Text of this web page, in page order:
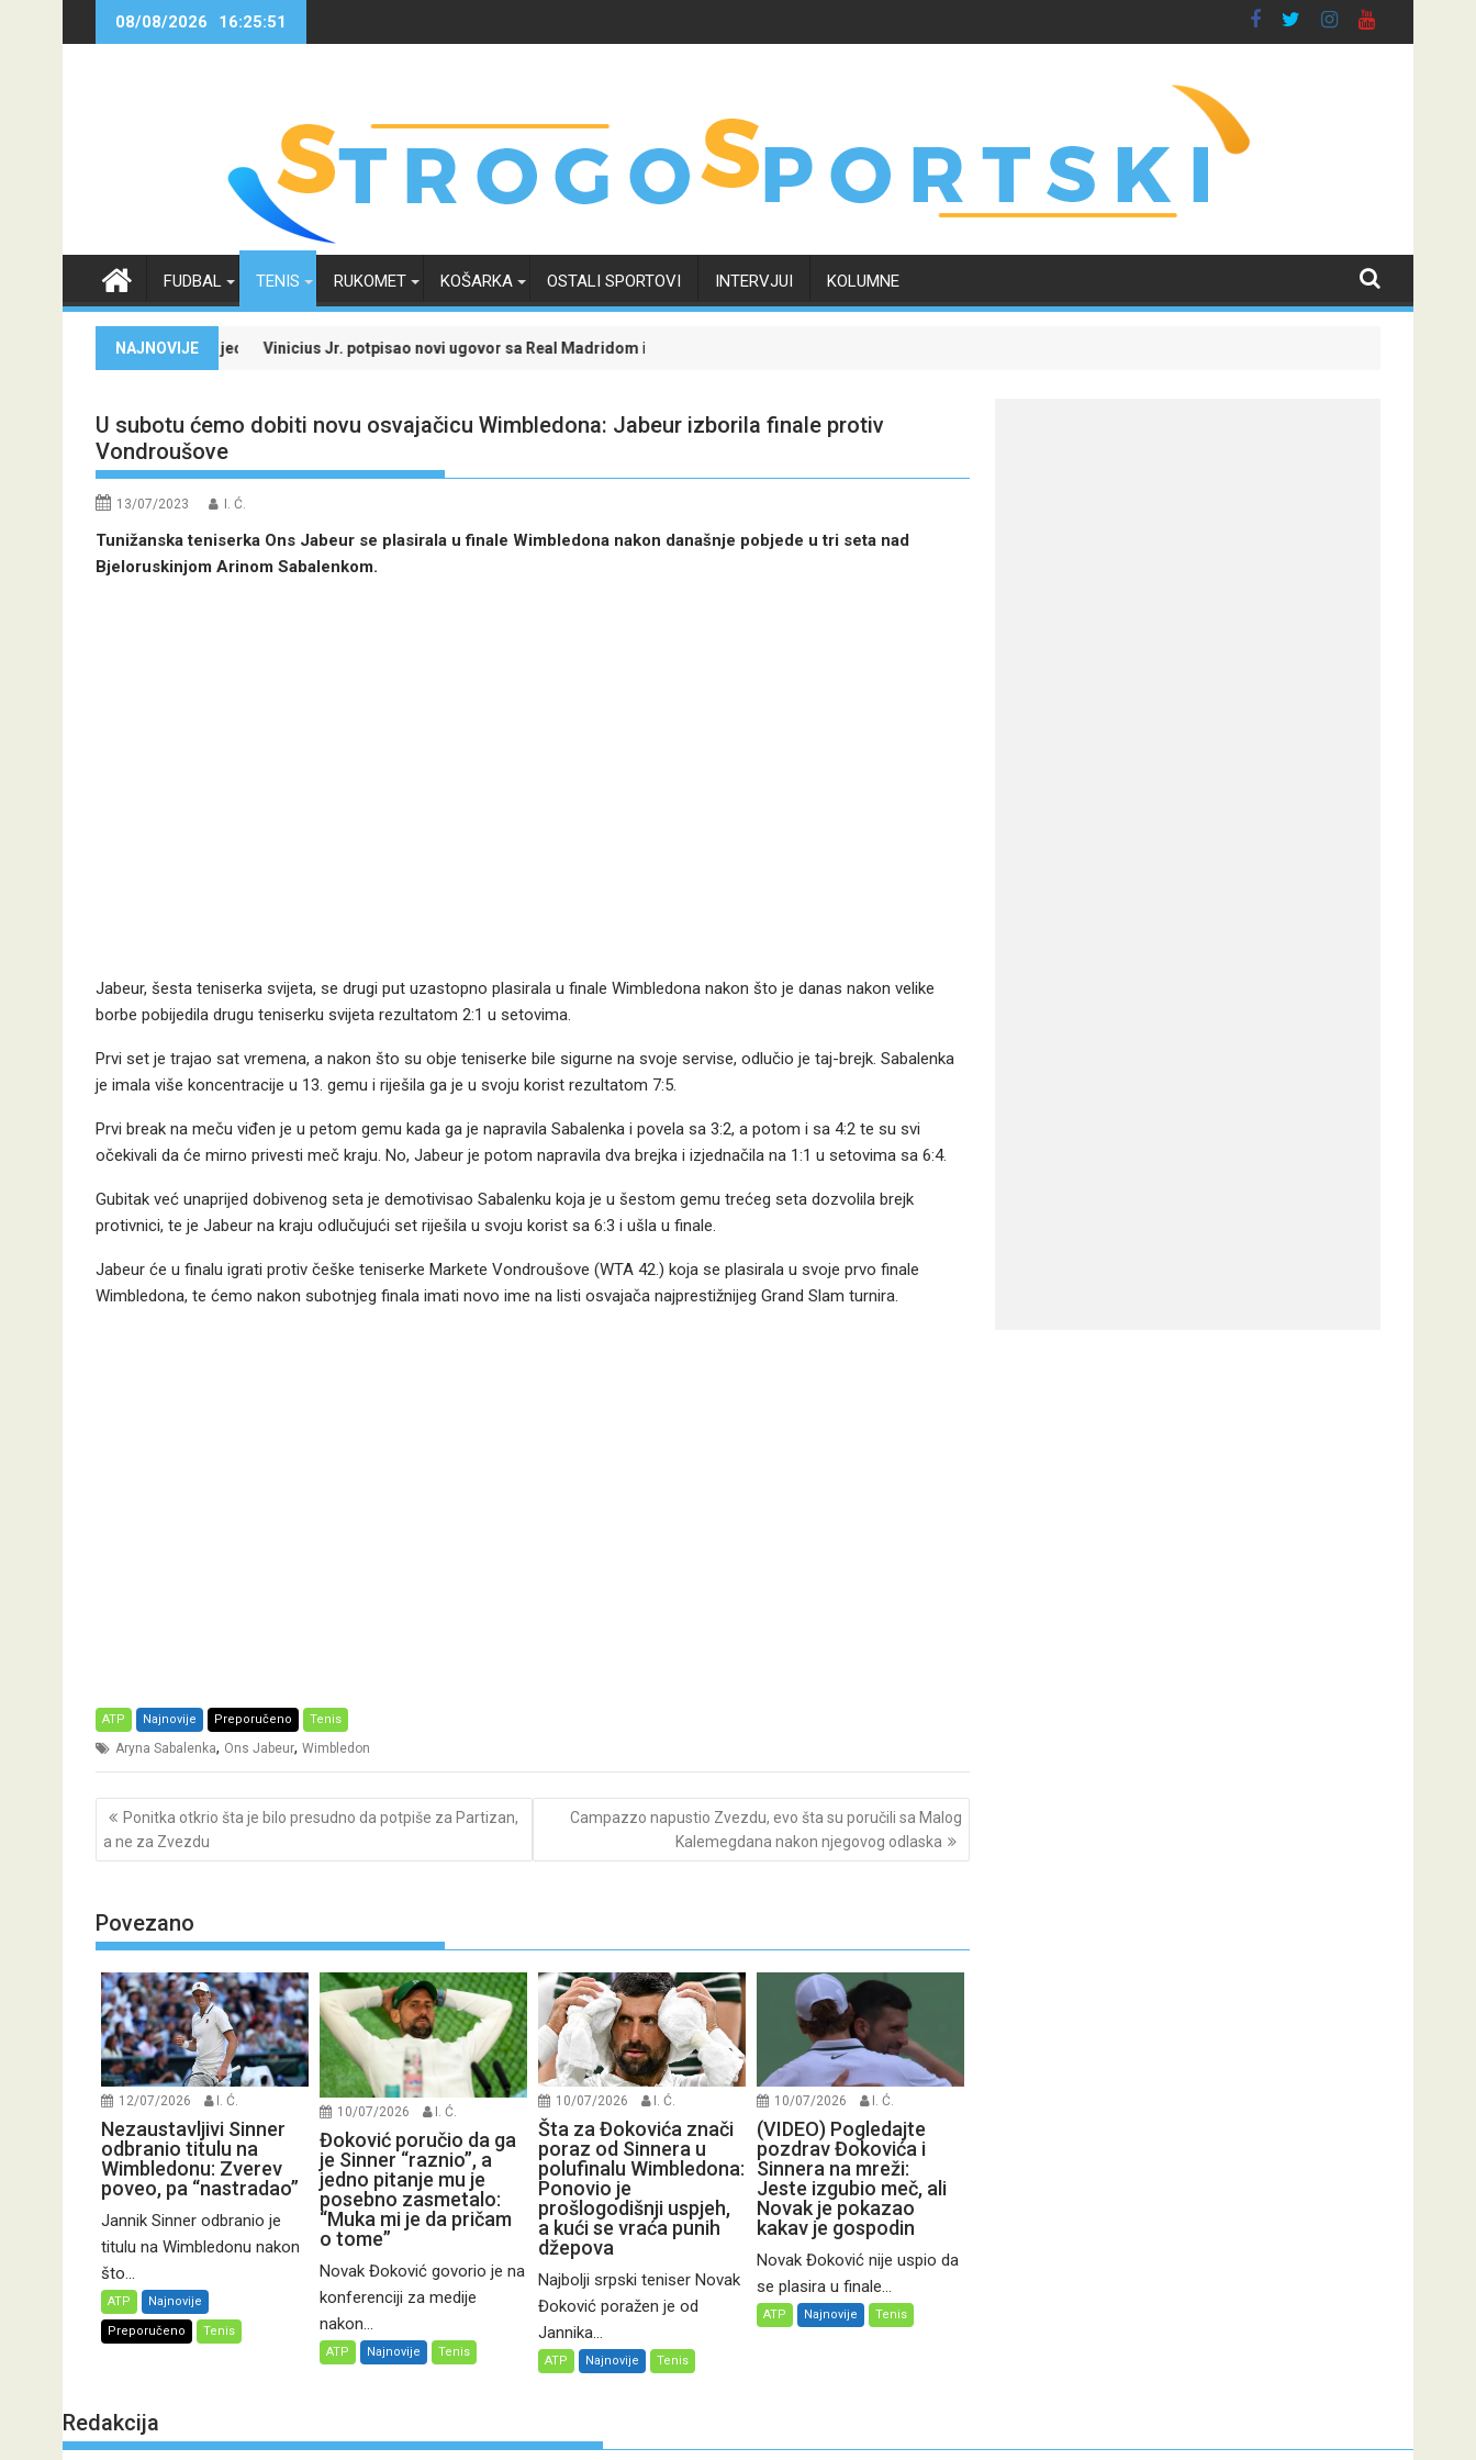
08/08/2026 16:25:52
FUDBAL TENIS RUKOMET KOŠARKA OSTALI SPORTOVI INTERVJUI KOLUMNE
NAJNOVIJE
i iskoristi jedinstvenu ponuduVinicius Jr. potpisao novi ugovor sa Real Madridom i okončao neizvijesnost oko svoje budućnostiEvropski četvrtak zanimljiviji uz Meridian: Isprati borbu za grupnu fazu uz najveće kvote
U subotu ćemo dobiti novu osvajačicu Wimbledona: Jabeur izborila finale protiv
Vondroušove
13/07/2023 I. Ć.
Tunižanska teniserka Ons Jabeur se plasirala u finale Wimbledona nakon današnje pobjede u tri seta nad
Bjeloruskinjom Arinom Sabalenkom.
Jabeur, šesta teniserka svijeta, se drugi put uzastopno plasirala u finale Wimbledona nakon što je danas nakon velike
borbe pobijedila drugu teniserku svijeta rezultatom 2:1 u setovima.
Prvi set je trajao sat vremena, a nakon što su obje teniserke bile sigurne na svoje servise, odlučio je taj-brejk. Sabalenka
je imala više koncentracije u 13. gemu i riješila ga je u svoju korist rezultatom 7:5.
Prvi break na meču viđen je u petom gemu kada ga je napravila Sabalenka i povela sa 3:2, a potom i sa 4:2 te su svi
očekivali da će mirno privesti meč kraju. No, Jabeur je potom napravila dva brejka i izjednačila na 1:1 u setovima sa 6:4.
Gubitak već unaprijed dobivenog seta je demotivisao Sabalenku koja je u šestom gemu trećeg seta dozvolila brejk
protivnici, te je Jabeur na kraju odlučujući set riješila u svoju korist sa 6:3 i ušla u finale.
Jabeur će u finalu igrati protiv češke teniserke Markete Vondroušove (WTA 42.) koja se plasirala u svoje prvo finale
Wimbledona, te ćemo nakon subotnjeg finala imati novo ime na listi osvajača najprestižnijeg Grand Slam turnira.
ATP Najnovije Preporučeno Tenis
Aryna Sabalenka, Ons Jabeur, Wimbledon
Post
navigation
Ponitka otkrio šta je bilo presudno da potpiše za Partizan,
a ne za Zvezdu
Campazzo napustio Zvezdu, evo šta su poručili sa Malog
Kalemegdana nakon njegovog odlaska
Povezano
12/07/2026 I. Ć.
Nezaustavljivi Sinner
odbranio titulu na
Wimbledonu: Zverev
poveo, pa “nastradao”
Jannik Sinner odbranio je
titulu na Wimbledonu nakon
što...
ATP Najnovije
Preporučeno Tenis
10/07/2026 I. Ć.
Đoković poručio da ga
je Sinner “raznio”, a
jedno pitanje mu je
posebno zasmetalo:
“Muka mi je da pričam
o tome”
Novak Đoković govorio je na
konferenciji za medije
nakon...
ATP Najnovije Tenis
10/07/2026 I. Ć.
Šta za Đokovića znači
poraz od Sinnera u
polufinalu Wimbledona:
Ponovio je
prošlogodišnji uspjeh,
a kući se vraća punih
džepova
Najbolji srpski teniser Novak
Đoković poražen je od
Jannika...
ATP Najnovije Tenis
10/07/2026 I. Ć.
(VIDEO) Pogledajte
pozdrav Đokovića i
Sinnera na mreži:
Jeste izgubio meč, ali
Novak je pokazao
kakav je gospodin
Novak Đoković nije uspio da
se plasira u finale...
ATP Najnovije Tenis
Redakcija